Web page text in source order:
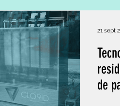
de
21 sept